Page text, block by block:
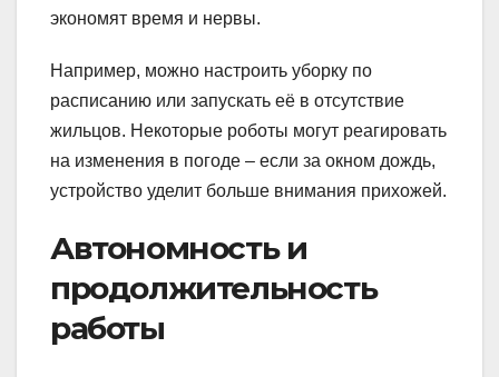
экономят время и нервы.
Например, можно настроить уборку по
расписанию или запускать её в отсутствие
жильцов. Некоторые роботы могут реагировать
на изменения в погоде – если за окном дождь,
устройство уделит больше внимания прихожей.
Автономность и
продолжительность
работы